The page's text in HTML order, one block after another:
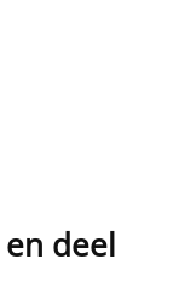
deel